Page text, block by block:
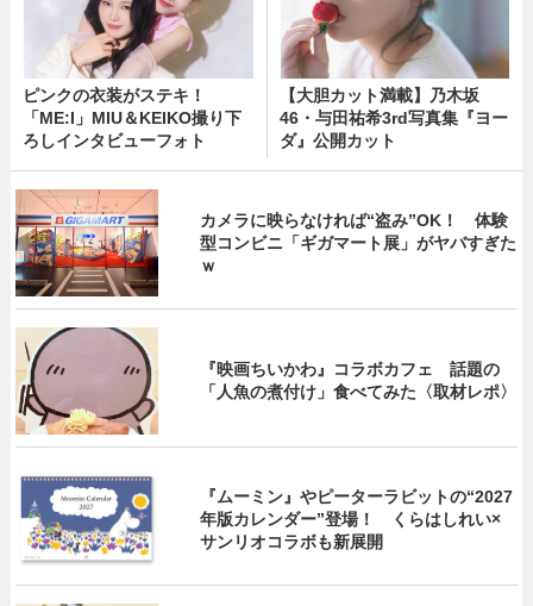
ピンクの衣装がステキ！
「ME:I」MIU＆KEIKO撮り下
ろしインタビューフォト
【大胆カット満載】乃木坂
46・与田祐希3rd写真集『ヨー
ダ』公開カット
カメラに映らなければ“盗み”OK！ 体験
型コンビニ「ギガマート展」がヤバすぎた
ｗ
『映画ちいかわ』コラボカフェ 話題の
「人魚の煮付け」食べてみた〈取材レポ〉
『ムーミン』やピーターラビットの“2027
年版カレンダー”登場！ くらはしれい×
サンリオコラボも新展開